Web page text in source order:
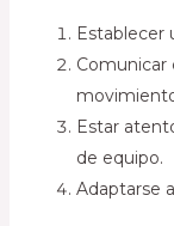
Establecer
Comunicar
Estar
de equipo.
Adaptarse